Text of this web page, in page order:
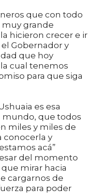
que con todo
muy grande
hicieron crecer e ir
Gobernador y
que hoy
cual tenemos
para que siga
es esa
mundo, que todos
miles y miles de
conocerla y
acá”
del momento
mirar hacia
cargarnos de
para poder